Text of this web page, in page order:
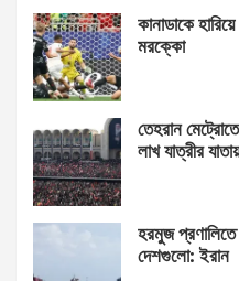
কানাডাকে
মরক্কো
তেহরান
লাখ যাত্রীর
হরমুজ প্রণালিতে
দেশগুলো: ইরান